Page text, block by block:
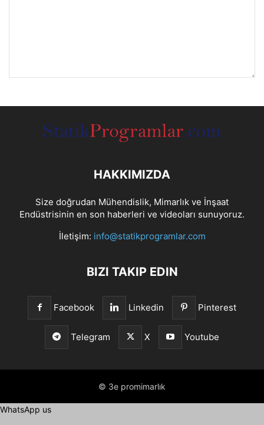
HAKKIMIZDA
Size doğrudan Mühendislik, Mimarlık ve İnşaat
Endüstrisinin en son haberleri ve videoları sunuyoruz.
İletişim: info@statikprogramlar.com
BIZI TAKIP EDIN
Facebook Linkedin Pinterest
Telegram X Youtube
© 3e promimarlık
WhatsApp us